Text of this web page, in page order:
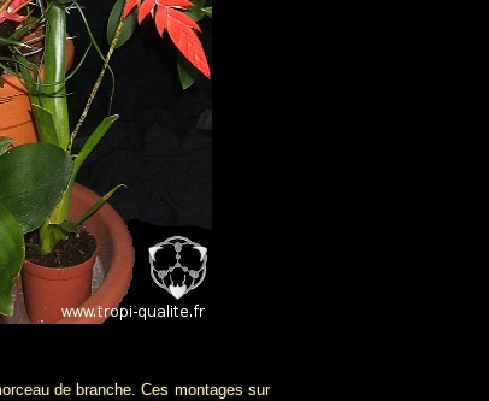
de branche. Ces montages sur